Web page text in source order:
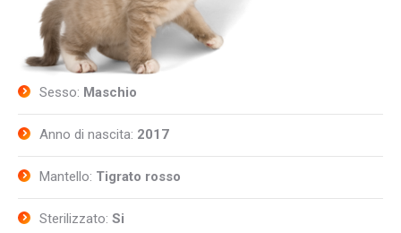
Sesso: Maschio
Anno di nascita: 2017
Mantello: Tigrato rosso
Sterilizzato: Si